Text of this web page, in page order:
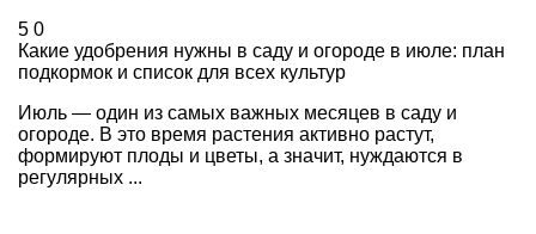
5 0
Какие удобрения нужны в саду и огороде в июле: план
подкормок и список для всех культур
Июль — один из самых важных месяцев в саду и
огороде. В это время растения активно растут,
формируют плоды и цветы, а значит, нуждаются в
регулярных ...